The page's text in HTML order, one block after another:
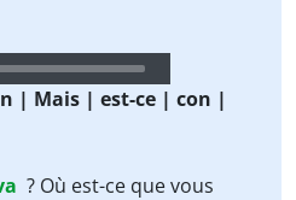
| Mais | est-ce | con |
? Où est-ce que vous